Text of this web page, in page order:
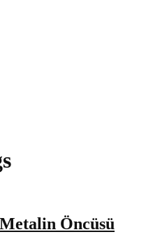
Öncüsü